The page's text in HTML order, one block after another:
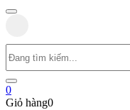
0
Giỏ hàng0